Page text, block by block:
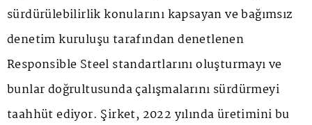
sürdürülebilirlik konularını kapsayan ve bağımsız
denetim kuruluşu tarafından denetlenen
Responsible Steel standartlarını oluşturmayı ve
bunlar doğrultusunda çalışmalarını sürdürmeyi
taahhüt ediyor. Şirket, 2022 yılında üretimini bu